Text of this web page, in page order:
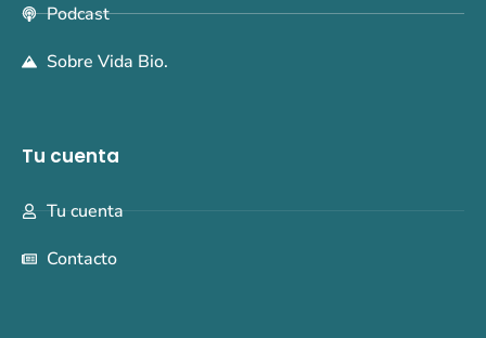
Podcast
Sobre Vida Bio.
Tu cuenta
Tu cuenta
Contacto